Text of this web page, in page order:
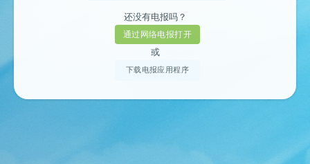
还没有电报吗？
通过网络电报打开
或
下载电报应用程序